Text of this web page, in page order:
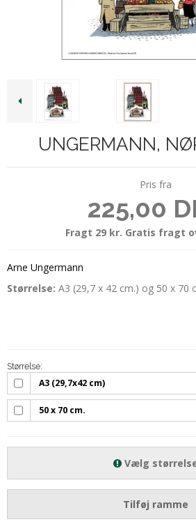
UNGERMANN,
Pris fra
225,00
Fragt 29 kr. Gratis fragt
Arne Ungermann
Størrelse: A3 (29,7 x 42 cm.) og 50 x 70
Størrelse:
A3 (29,7x42 cm)
50 x 70 cm.
Vælg
Tilføj ramme